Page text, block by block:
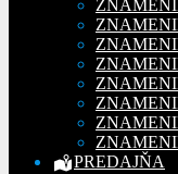
PREDAJŇA